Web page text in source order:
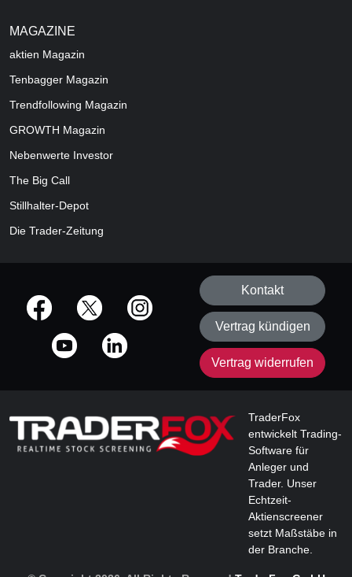
MAGAZINE
aktien Magazin
Tenbagger Magazin
Trendfollowing Magazin
GROWTH Magazin
Nebenwerte Investor
The Big Call
Stillhalter-Depot
Die Trader-Zeitung
offizielle Social Media-Accounts
Kontakt
Vertrag kündigen
Vertrag widerrufen
TraderFox
entwickelt Trading-
Software für
Anleger und
Trader. Unser
Echtzeit-
Aktienscreener
setzt Maßstäbe in
der Branche.